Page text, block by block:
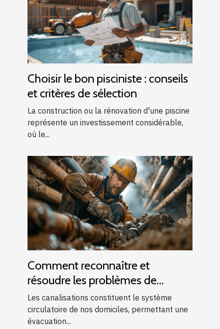
Choisir le bon pisciniste : conseils
et critères de sélection
La construction ou la rénovation d'une piscine
représente un investissement considérable,
où le...
Comment reconnaître et
résoudre les problèmes de
canalisations bouchées
Les canalisations constituent le système
circulatoire de nos domiciles, permettant une
évacuation...